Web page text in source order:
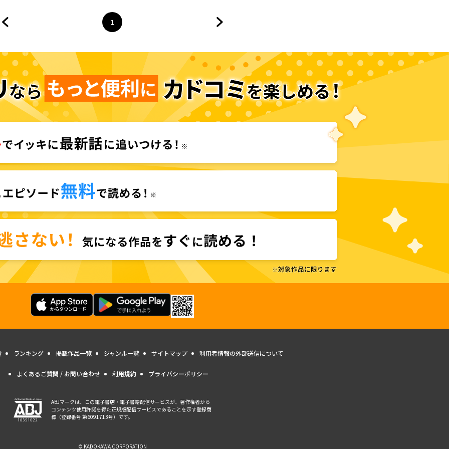
ページ
1
へ
ランキング 掲載作品一覧 ジャンル一覧 サイトマップ 利用者情報の外部送信について
よくあるご質問 / お問い合わせ 利用規約 プライバシーポリシー
ABJマークは、この電子書店・電子書籍配信サービスが、著作権者から
コンテンツ使用許諾を得た正規版配信サービスであることを示す登録商
標（登録番号 第6091713号）です。
© KADOKAWA CORPORATION